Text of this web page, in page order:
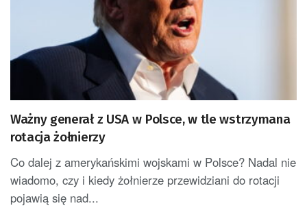
Ważny generał z USA w Polsce, w tle wstrzymana
rotacja żołnierzy
Co dalej z amerykańskimi wojskami w Polsce? Nadal nie
wiadomo, czy i kiedy żołnierze przewidziani do rotacji
pojawią się nad...